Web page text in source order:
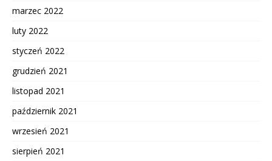
marzec 2022
luty 2022
styczeń 2022
grudzień 2021
listopad 2021
październik 2021
wrzesień 2021
sierpień 2021